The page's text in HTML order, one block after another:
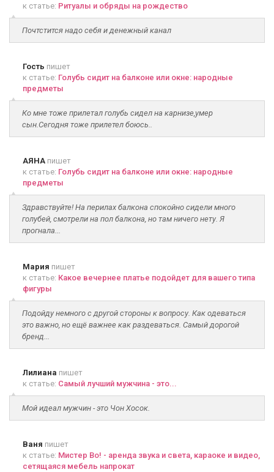
к статье: Ритуалы и обряды на рождество
Почтстится надо себя и денежный канал
Гость пишет
к статье: Голубь сидит на балконе или окне: народные
предметы
Ко мне тоже прилетал голубь сидел на карнизе,умер
сын.Сегодня тоже прилетел боюсь..
АЯНА пишет
к статье: Голубь сидит на балконе или окне: народные
предметы
Здравствуйте! На перилах балкона спокойно сидели много
голубей, смотрели на пол балкона, но там ничего нету. Я
прогнала...
Мария пишет
к статье: Какое вечернее платье подойдет для вашего типа
фигуры
Подойду немного с другой стороны к вопросу. Как одеваться
это важно, но ещё важнее как раздеваться. Самый дорогой
бренд...
Лилиана пишет
к статье: Самый лучший мужчина - это...
Мой идеал мужчин - это Чон Хосок.
Ваня пишет
к статье: Мистер Во! - аренда звука и света, караоке и видео,
сетящаяся мебель напрокат